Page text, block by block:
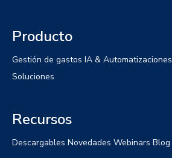
Producto
Gestión de gastos IA & Automatizaciones
Soluciones
Recursos
Descargables Novedades Webinars Blog